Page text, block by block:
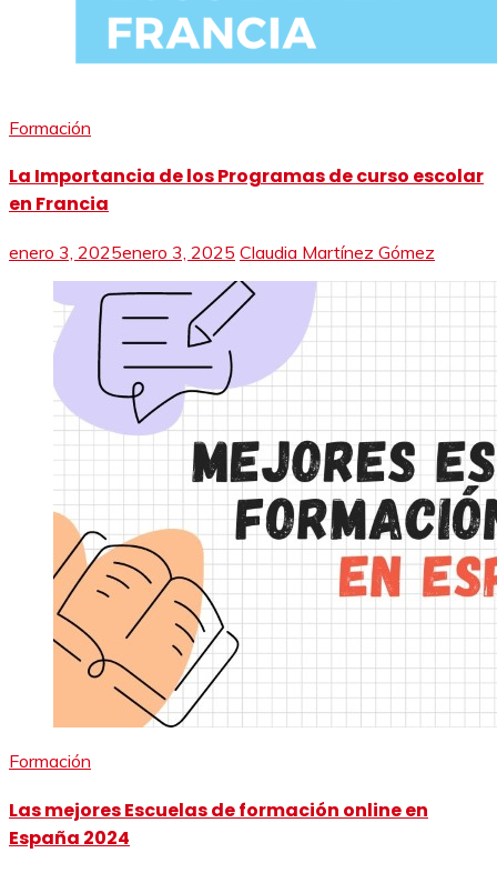
Formación
La Importancia de los Programas de curso escolar
en Francia
enero 3, 2025enero 3, 2025 Claudia Martínez Gómez
Formación
Las mejores Escuelas de formación online en
España 2024